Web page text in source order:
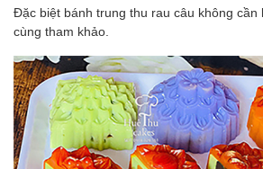
Đặc biệt bánh trung thu rau câu không
cùng tham khảo.